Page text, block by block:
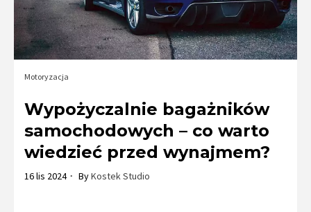
Motoryzacja
Wypożyczalnie bagażników
samochodowych – co warto
wiedzieć przed wynajmem?
16 lis 2024 ByKostek Studio